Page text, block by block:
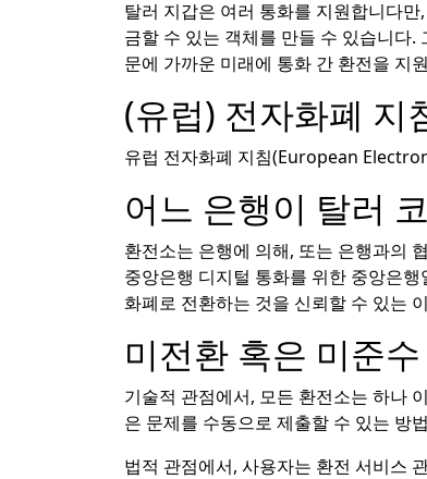
탈러 지갑은 여러 통화를 지원합니다
금할 수 있는 객체를 만들 수 있습니다
문에 가까운 미래에 통화 간 환전을 지
(유럽) 전자화폐 지
유럽 전자화폐 지침(European
어느 은행이 탈러
환전소는 은행에 의해, 또는 은행과의
중앙은행 디지털 통화를 위한 중앙은
화폐로 전환하는 것을 신뢰할 수 있는
미전환 혹은 미준
기술적 관점에서, 모든 환전소는 하나
은 문제를 수동으로 제출할 수 있는 방
법적 관점에서, 사용자는 환전 서비스